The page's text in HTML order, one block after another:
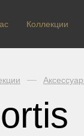
Коллекции